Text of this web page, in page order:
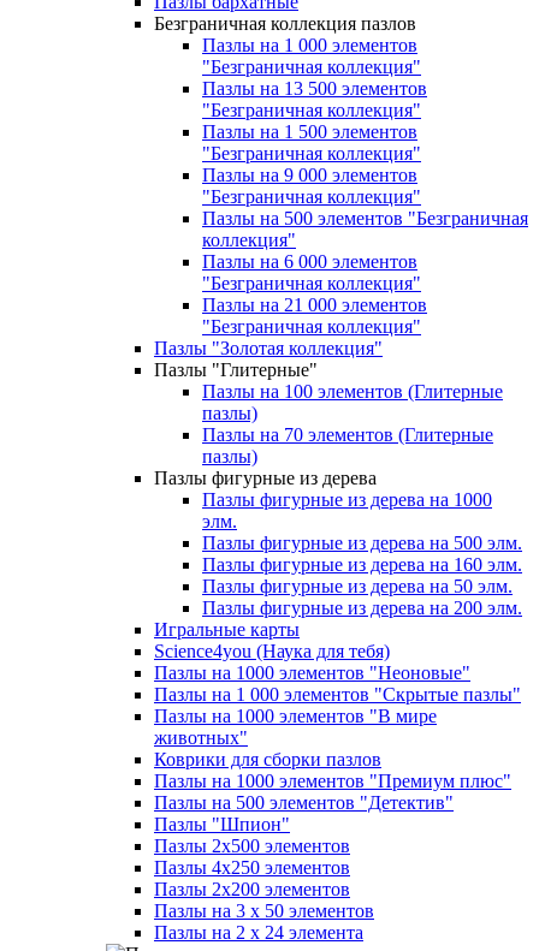
Безграничная коллекция пазлов
Пазлы на 1 000 элементов
"Безграничная коллекция"
Пазлы на 13 500 элементов
"Безграничная коллекция"
Пазлы на 1 500 элементов
"Безграничная коллекция"
Пазлы на 9 000 элементов
"Безграничная коллекция"
Пазлы на 500 элементов "Безграничная
коллекция"
Пазлы на 6 000 элементов
"Безграничная коллекция"
Пазлы на 21 000 элементов
"Безграничная коллекция"
Пазлы "Золотая коллекция"
Пазлы "Глитерные"
Пазлы на 100 элементов (Глитерные
пазлы)
Пазлы на 70 элементов (Глитерные
пазлы)
Пазлы фигурные из дерева
Пазлы фигурные из дерева на 1000
элм.
Пазлы фигурные из дерева на 500 элм.
Пазлы фигурные из дерева на 160 элм.
Пазлы фигурные из дерева на 50 элм.
Пазлы фигурные из дерева на 200 элм.
Игральные карты
Science4you (Наука для тебя)
Пазлы на 1000 элементов "Неоновые"
Пазлы на 1 000 элементов "Скрытые пазлы"
Пазлы на 1000 элементов "В мире
животных"
Коврики для сборки пазлов
Пазлы на 1000 элементов "Премиум плюс"
Пазлы на 500 элементов "Детектив"
Пазлы "Шпион"
Пазлы 2х500 элементов
Пазлы 4х250 элементов
Пазлы 2х200 элементов
Пазлы на 3 x 50 элементов
Пазлы на 2 x 24 элемента